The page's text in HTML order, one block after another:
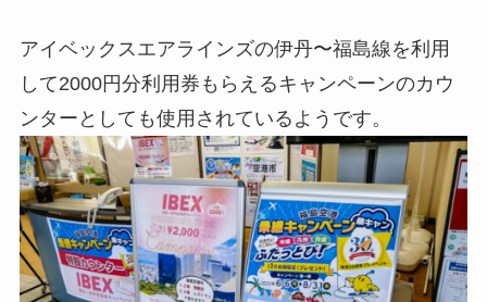
アイベックスエアラインズの伊丹〜福島線を利用
して2000円分利用券もらえるキャンペーンのカウ
ンターとしても使用されているようです。